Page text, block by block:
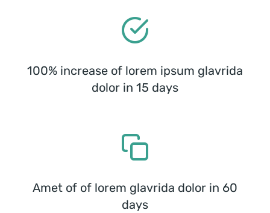
100% increase of lorem ipsum glavrida
dolor in 15 days
Amet of of lorem glavrida dolor in 60
days